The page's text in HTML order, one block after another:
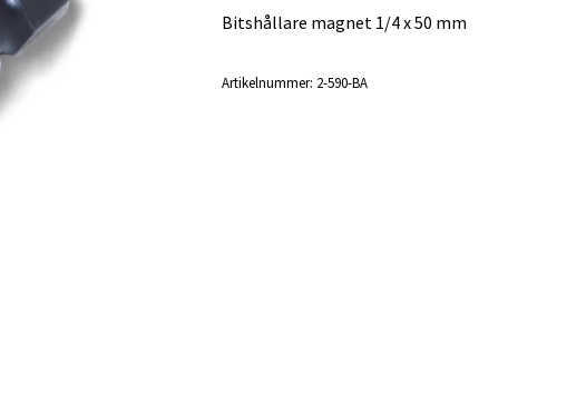
Bitshållare magnet 1/4 x 50 mm
Artikelnummer: 2-590-BA